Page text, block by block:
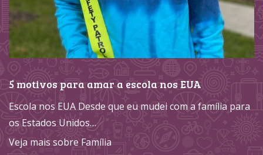
5 motivos para amar a escola nos EUA
Escola nos EUA Desde que eu mudei com a família para
os Estados Unidos…
Veja mais sobre Família